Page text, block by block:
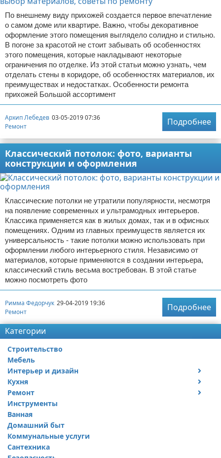
По внешнему виду прихожей создается первое впечатление
о самом доме или квартире. Важно, чтобы декоративное
оформление этого помещения выглядело солидно и стильно.
В погоне за красотой не стоит забывать об особенностях
этого помещения, которые накладывают некоторые
ограничения по отделке. Из этой статьи можно узнать, чем
отделать стены в коридоре, об особенностях материалов, их
преимуществах и недостатках. Особенности ремонта
прихожей Большой ассортимент
Архип Лебедев 03-05-2019 07:36
Ремонт
Подробнее
Классический потолок: фото, варианты
конструкции и оформления
Классические потолки не утратили популярности, несмотря
на появление современных и ультрамодных интерьеров.
Классика применяется как в жилых домах, так и в офисных
помещениях. Одним из главных преимуществ является их
универсальность - такие потолки можно использовать при
оформлении любого интерьерного стиля. Независимо от
материалов, которые применяются в создании интерьера,
классический стиль весьма востребован. В этой статье
можно посмотреть фото
Римма Федорчук 29-04-2019 19:36
Ремонт
Подробнее
Категории
Строительство
Мебель
Интерьер и дизайн
Дизайн дачи
Дизайн квартиры
Кухня
Посуда
Ремонт
Ремонт дачи
Ремонт квартиры
Инструменты
Ванная
Домашний быт
Коммунальные услуги
Сантехника